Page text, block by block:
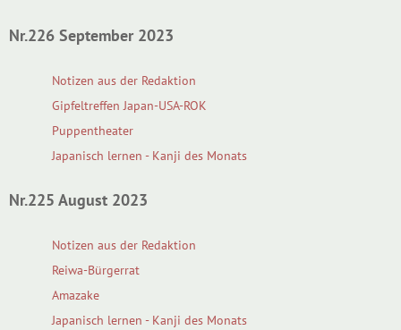
Nr.226 September 2023
Notizen aus der Redaktion
Gipfeltreffen Japan-USA-ROK
Puppentheater
Japanisch lernen - Kanji des Monats
Nr.225 August 2023
Notizen aus der Redaktion
Reiwa-Bürgerrat
Amazake
Japanisch lernen - Kanji des Monats